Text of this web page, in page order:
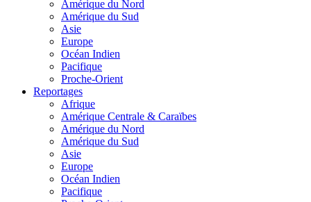
Amérique du Nord
Amérique du Sud
Asie
Europe
Océan Indien
Pacifique
Proche-Orient
Reportages
Afrique
Amérique Centrale & Caraïbes
Amérique du Nord
Amérique du Sud
Asie
Europe
Océan Indien
Pacifique